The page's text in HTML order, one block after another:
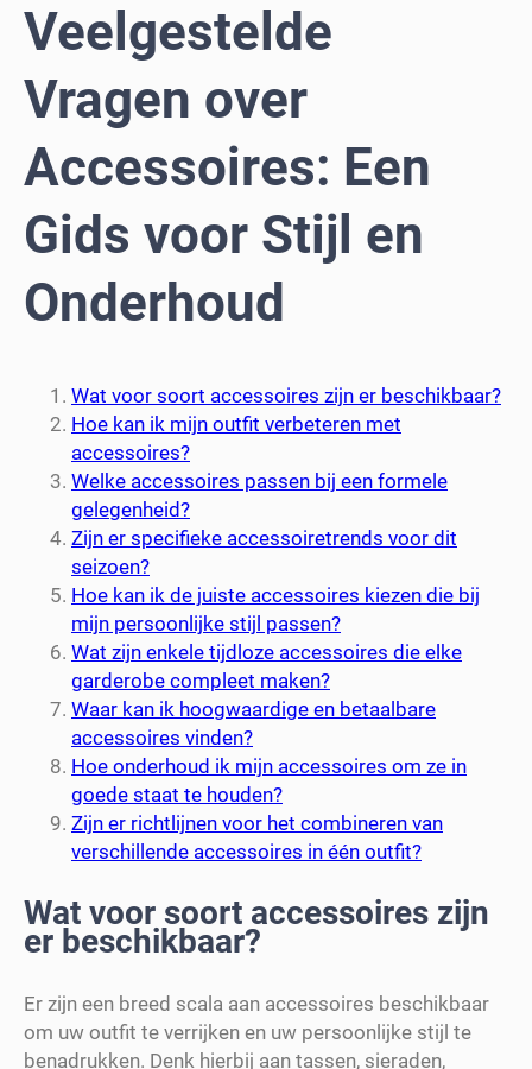
Veelgestelde
Vragen over
Accessoires: Een
Gids voor Stijl en
Onderhoud
Wat voor soort accessoires zijn er beschikbaar?
Hoe kan ik mijn outfit verbeteren met
accessoires?
Welke accessoires passen bij een formele
gelegenheid?
Zijn er specifieke accessoiretrends voor dit
seizoen?
Hoe kan ik de juiste accessoires kiezen die bij
mijn persoonlijke stijl passen?
Wat zijn enkele tijdloze accessoires die elke
garderobe compleet maken?
Waar kan ik hoogwaardige en betaalbare
accessoires vinden?
Hoe onderhoud ik mijn accessoires om ze in
goede staat te houden?
Zijn er richtlijnen voor het combineren van
verschillende accessoires in één outfit?
Wat voor soort accessoires zijn
er beschikbaar?
Er zijn een breed scala aan accessoires beschikbaar
om uw outfit te verrijken en uw persoonlijke stijl te
benadrukken. Denk hierbij aan tassen, sieraden,